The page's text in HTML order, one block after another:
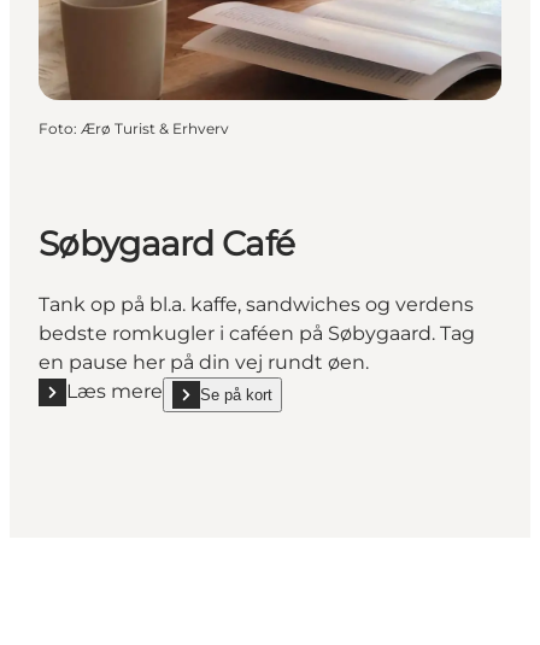
Foto: Ærø Turist & Erhverv
Søbygaard Café
Tank op på bl.a. kaffe, sandwiches og verdens
bedste romkugler i caféen på Søbygaard. Tag
en pause her på din vej rundt øen.
Læs mere
Læs mere "Søbygaard Café"
Se på kort
show Søbygaard Café on_map